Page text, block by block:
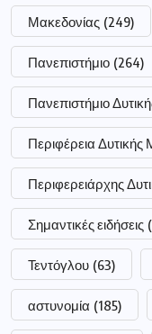
Μακεδονίας (249)
Πανεπιστήμιο (264)
Πανεπιστήμιο
Περιφέρεια Δυτικής
Περιφερειάρχης
Σημαντικές ειδήσεις
Τεντόγλου (63)
αστυνομία (185)